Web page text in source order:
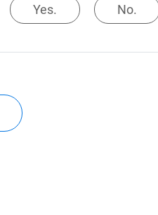
Yes. No.